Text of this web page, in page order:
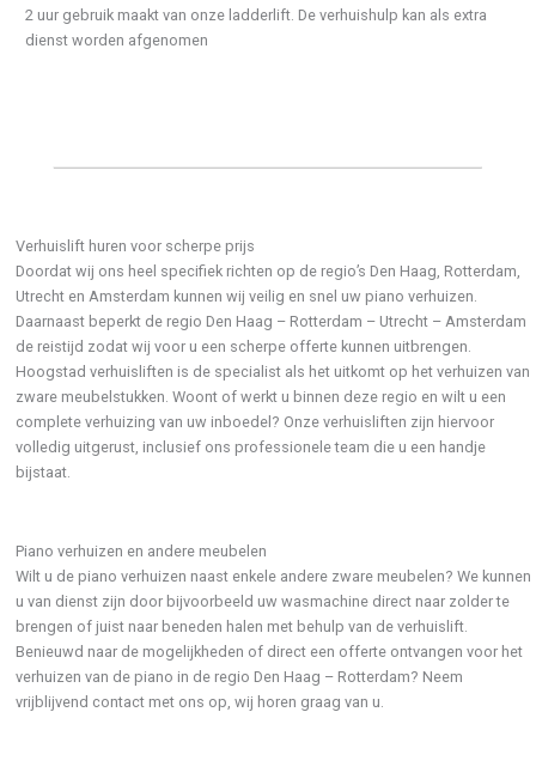
2 uur gebruik maakt van onze ladderlift. De verhuishulp kan als extra
dienst worden afgenomen
Verhuislift huren voor scherpe prijs
Doordat wij ons heel specifiek richten op de regio’s Den Haag, Rotterdam,
Utrecht en Amsterdam kunnen wij veilig en snel uw piano verhuizen.
Daarnaast beperkt de regio Den Haag – Rotterdam – Utrecht – Amsterdam
de reistijd zodat wij voor u een scherpe offerte kunnen uitbrengen.
Hoogstad verhuisliften is de specialist als het uitkomt op het verhuizen van
zware meubelstukken. Woont of werkt u binnen deze regio en wilt u een
complete verhuizing van uw inboedel? Onze verhuisliften zijn hiervoor
volledig uitgerust, inclusief ons professionele team die u een handje
bijstaat.
Piano verhuizen en andere meubelen
Wilt u de piano verhuizen naast enkele andere zware meubelen? We kunnen
u van dienst zijn door bijvoorbeeld uw wasmachine direct naar zolder te
brengen of juist naar beneden halen met behulp van de verhuislift.
Benieuwd naar de mogelijkheden of direct een offerte ontvangen voor het
verhuizen van de piano in de regio Den Haag – Rotterdam? Neem
vrijblijvend contact met ons op, wij horen graag van u.